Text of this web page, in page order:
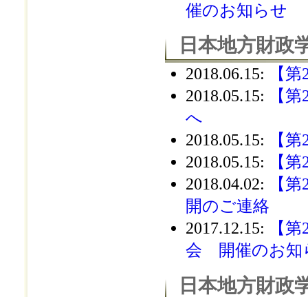
催のお知らせ
日本地方財政
2018.06.15:
【
2018.05.15:
【
へ
2018.05.15:
【
2018.05.15:
【
2018.04.02:
【
開のご連絡
2017.12.15:
【
会 開催のお知
日本地方財政